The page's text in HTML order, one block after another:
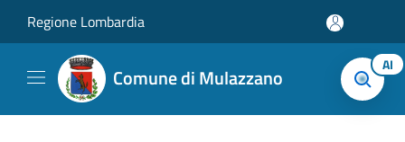
Regione Lombardia
Comune di Mulazzano AI